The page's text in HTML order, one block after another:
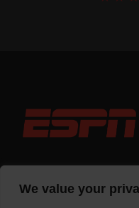
We value your